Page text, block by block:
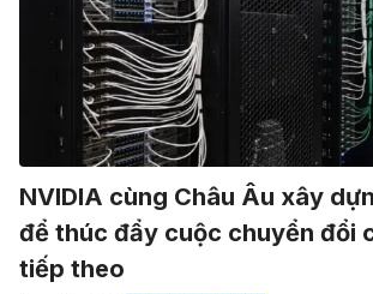
NVIDIA cùng Châu Âu xây
để thúc đẩy cuộc chuyển đổi
tiếp theo